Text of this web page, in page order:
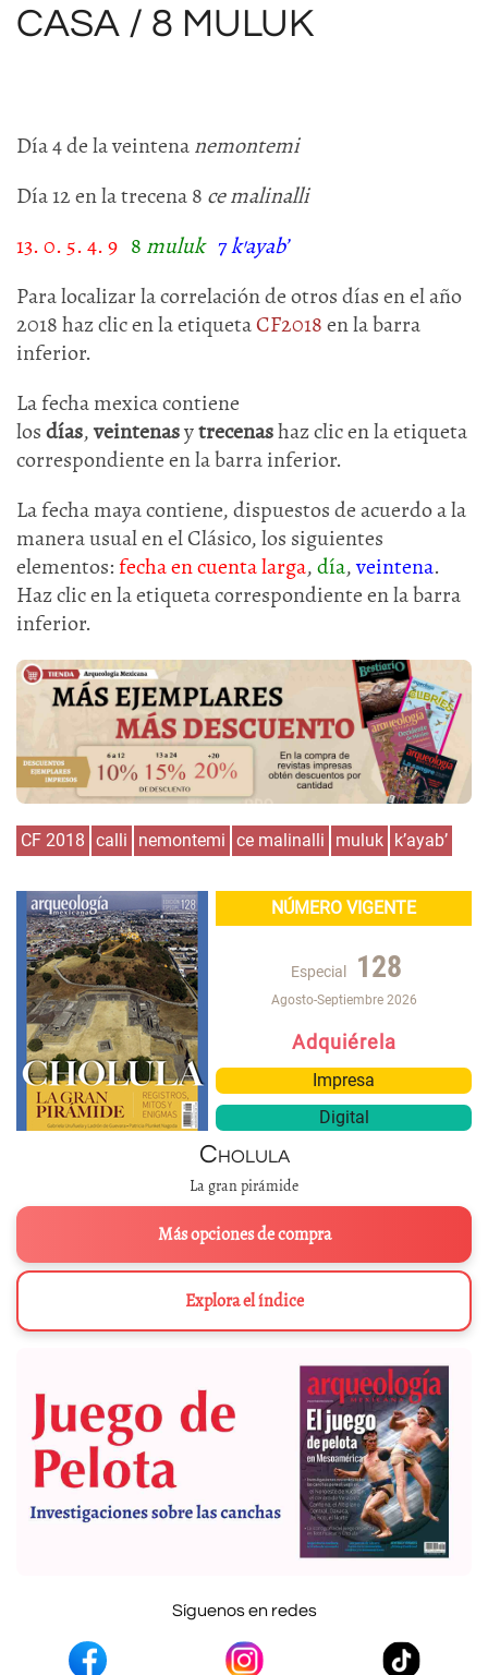
CASA / 8 MULUK
Día 4 de la veintenanemontemi
Día 12 en la trecena 8 ce malinalli
13. 0. 5. 4. 9 8 muluk 7k’ayab’
Para localizar la correlación de otros días en el año
2018 haz clic en la etiquetaCF2018en la barra
inferior.
La fecha mexica contiene
losdías,veintenasytrecenashaz clic en la etiqueta
correspondiente en la barra inferior.
La fecha maya contiene, dispuestos de acuerdo a la
manera usual en el Clásico, los siguientes
elementos:fecha en cuenta larga,día,veintena.
Haz clic en la etiqueta correspondiente en la barra
inferior.
CF 2018 calli nemontemi ce malinalli muluk k’ayab’
NÚMERO VIGENTE
Especial 128
Agosto-Septiembre 2026
Adquiérela
Impresa
Digital
Cholula
La gran pirámide
Más opciones de compra
Explora el índice
Síguenos en redes